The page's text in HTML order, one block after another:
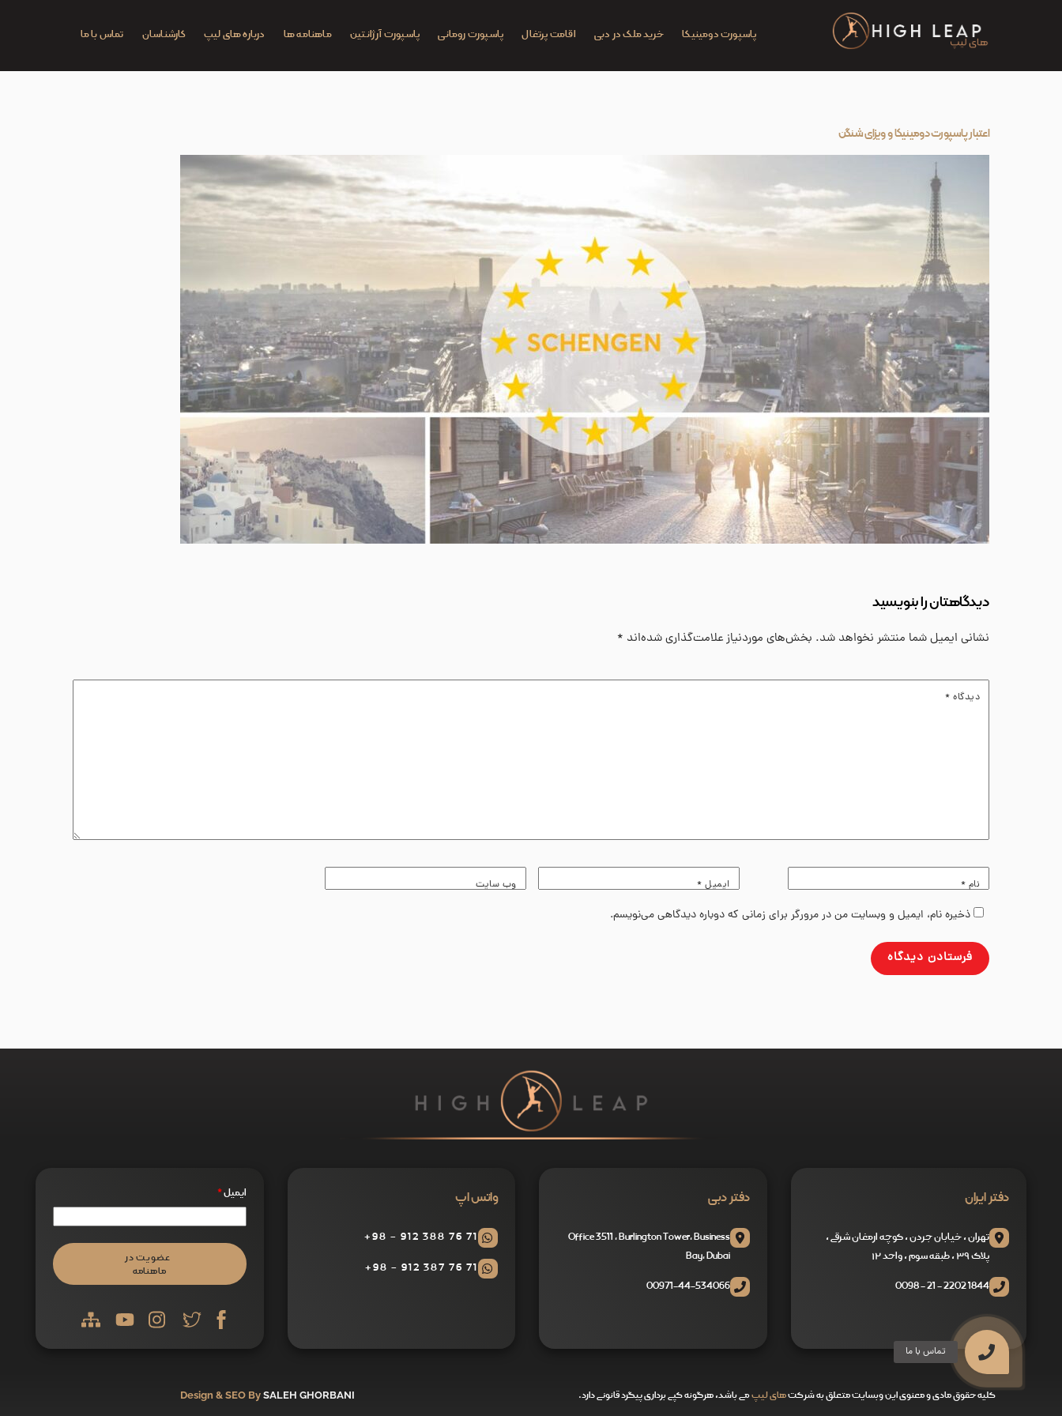
پاسپورت دومینیکا خرید ملک در دبی اقامت پرتغال پاسپورت رومانی پاسپورت آرژانتین ماهنامه ها درباره های لیپ کارشناسان تماس با ما
اعتبار پاسپورت دومینیکا و ویزای شنگن
دیدگاهتان را بنویسید
نشانی ایمیل شما منتشر نخواهد شد. بخش‌های موردنیاز علامت‌گذاری شده‌اند *
دیدگاه *
نام * ایمیل * وب‌ سایت
ذخیره نام، ایمیل و وبسایت من در مرورگر برای زمانی که دوباره دیدگاهی می‌نویسم.
دفتر ایران
تهران ، خیابان جردن ، کوچه ارمغان شرقی ،
پلاک ۳۹ ، طبقه سوم ، واحد ۱۲
1844 2202 - 21 - 0098
دفتر دبی
Office 3511 , Burlington Tower, Business
Bay, Dubai
00971-44-534066
واتس اپ
71 76 388 912 - 98+
71 76 387 912 - 98+
ایمیل*
عضویت در
ماهنامه
کلیه حقوق مادی و معنوی این وبسایت متعلق به شرکتهای لیپمی باشد، هرگونه کپی برداری پیگرد قانونی دارد. Design & SEO BySALEH GHORBANI